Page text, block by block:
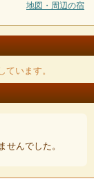
地図・周辺の宿
ています。
せんでした。